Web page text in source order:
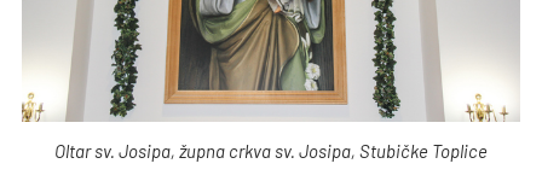
Oltar sv. Josipa, župna crkva sv. Josipa, Stubičke Toplice